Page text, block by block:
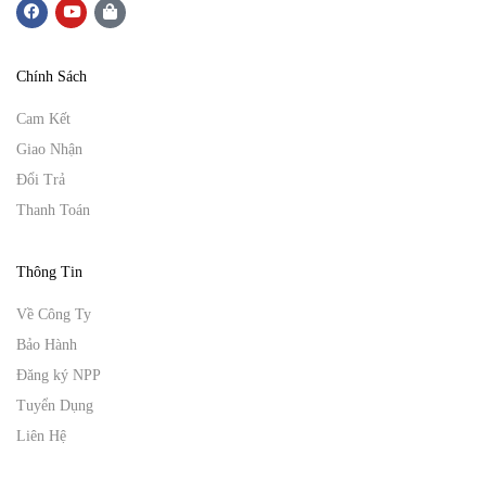
Chính Sách
Cam Kết
Giao Nhận
Đổi Trả
Thanh Toán
Thông Tin
Về Công Ty
Bảo Hành
Đăng ký NPP
Tuyển Dụng
Liên Hệ